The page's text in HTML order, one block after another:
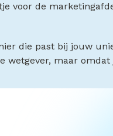
voor de
die past bij jouw
wetgever, maar